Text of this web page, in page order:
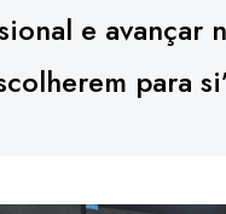
e avançar
para